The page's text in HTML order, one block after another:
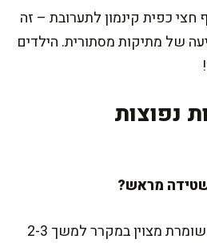
חצי כפית קינמון לתערובת – זה
של מתיקות מסתורית. הילדים
נפוצות
בטח! פשטידת האטריות שומרת מצוין במקרר למשך 2-3